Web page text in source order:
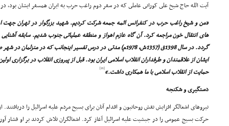
آیت الله حاج شیخ على کورانى عاملى که در سفر دوم راغب حرب به ایران همسفر ایشان
«من و شیخ راغب حرب در کنفرانس ائمه جمعه شرکت کردیم. شهید بزرگوار در تهران جهت
هاى انتقال خون مراجعه کرد. آن گاه عازم اهواز و منطقه عملیاتى جنوب شدیم. سابقه آشنایى
گردد. در سال 1398ق (1357ش، 1978م) مدتى در درس تفسیر اینجانب که
ایشان از علاقمندان و طرفداران انقلاب اسلامى ایران بود. قبل از پیروزى انقلاب در برگزارى
حمایت از انقلاب اسلامى با ما همکارى داشت.»[21]
دستگیرى و شکنجه
نیروهاى اشغالگر افزایش نقش روحانیون و اقدام آنان براى بسیح مردم علیه اسرائیل را
حرکت بسیج عمومى را در جبشیت علیه اسرائیل آغاز کرد. اشغالگران تلاش کردند بر او فشار